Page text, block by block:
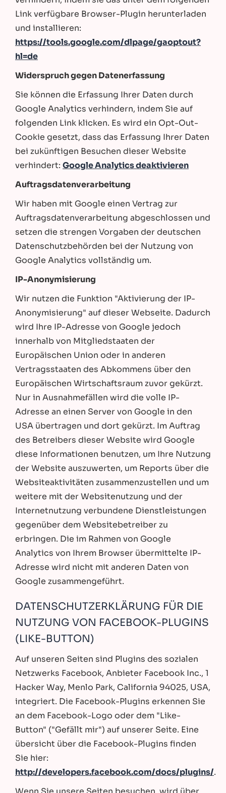
Link verfügbare Browser-Plugin herunterladen
und installieren:
https://tools.google.com/dlpage/gaoptout?
hl=de
Widerspruch gegen Datenerfassung
Sie können die Erfassung Ihrer Daten durch
Google Analytics verhindern, indem Sie auf
folgenden Link klicken. Es wird ein Opt-Out-
Cookie gesetzt, dass das Erfassung Ihrer Daten
bei zukünftigen Besuchen dieser Website
verhindert: Google Analytics deaktivieren
Auftragsdatenverarbeitung
Wir haben mit Google einen Vertrag zur
Auftragsdatenverarbeitung abgeschlossen und
setzen die strengen Vorgaben der deutschen
Datenschutzbehörden bei der Nutzung von
Google Analytics vollständig um.
IP-Anonymisierung
Wir nutzen die Funktion "Aktivierung der IP-
Anonymisierung" auf dieser Webseite. Dadurch
wird Ihre IP-Adresse von Google jedoch
innerhalb von Mitgliedstaaten der
Europäischen Union oder in anderen
Vertragsstaaten des Abkommens über den
Europäischen Wirtschaftsraum zuvor gekürzt.
Nur in Ausnahmefällen wird die volle IP-
Adresse an einen Server von Google in den
USA übertragen und dort gekürzt. Im Auftrag
des Betreibers dieser Website wird Google
diese Informationen benutzen, um Ihre Nutzung
der Website auszuwerten, um Reports über die
Websiteaktivitäten zusammenzustellen und um
weitere mit der Websitenutzung und der
Internetnutzung verbundene Dienstleistungen
gegenüber dem Websitebetreiber zu
erbringen. Die im Rahmen von Google
Analytics von Ihrem Browser übermittelte IP-
Adresse wird nicht mit anderen Daten von
Google zusammengeführt.
DATENSCHUTZERKLÄRUNG FÜR DIE
NUTZUNG VON FACEBOOK-PLUGINS
(LIKE-BUTTON)
Auf unseren Seiten sind Plugins des sozialen
Netzwerks Facebook, Anbieter Facebook Inc., 1
Hacker Way, Menlo Park, California 94025, USA,
integriert. Die Facebook-Plugins erkennen Sie
an dem Facebook-Logo oder dem "Like-
Button" ("Gefällt mir") auf unserer Seite. Eine
übersicht über die Facebook-Plugins finden
Sie hier:
http://developers.facebook.com/docs/plugins/.